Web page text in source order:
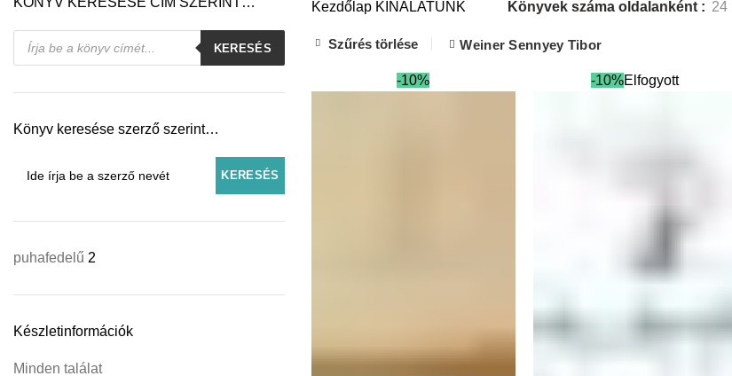
Products
search
KERESÉS
Könyv keresése szerző szerint…
puhafedelű 2
Készletinformációk
Minden találat
Kezdőlap KÍNÁLATUNK Könyvek száma oldalanként 24
Szűrés törlése Weiner Sennyey Tibor
-10% -10%Elfogyott